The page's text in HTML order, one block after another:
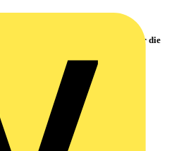
CONTACT – das Highlight für die
smarten Gebäudetechnik!
richtig vernetzen